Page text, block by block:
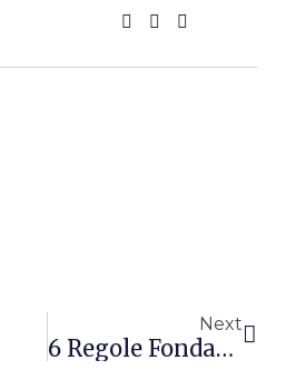
Next
6 Regole Fondamentali Da Seguire Durante Una Dieta